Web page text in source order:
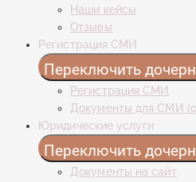
Наши кейсы
Отзывы
Регистрация СМИ
Переключить
Регистрация СМИ
Документы для СМИ
Юридические услуги
Переключить
Документы на сайт